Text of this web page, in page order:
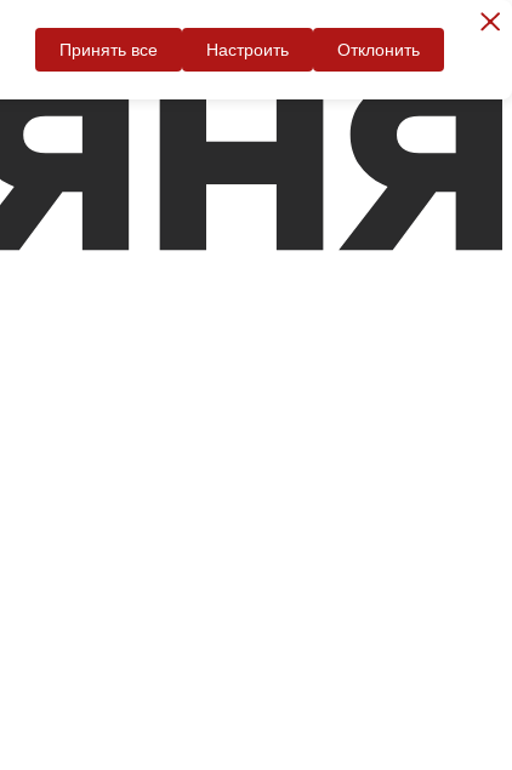
Принять все Настроить Отклонить